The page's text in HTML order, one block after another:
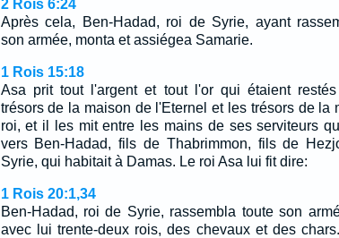
2 Rois 6:24
Après cela, Ben-Hadad, roi de Syrie, ayant
son armée, monta et assiégea Samarie.
1 Rois 15:18
Asa prit tout l'argent et tout l'or qui étaient
trésors de la maison de l'Eternel et les trésors de la
roi, et il les mit entre les mains de ses serviteurs
vers Ben-Hadad, fils de Thabrimmon, fils de
Syrie, qui habitait à Damas. Le roi Asa lui fit dire:
1 Rois 20:1,34
Ben-Hadad, roi de Syrie, rassembla toute son
avec lui trente-deux rois, des chevaux et des